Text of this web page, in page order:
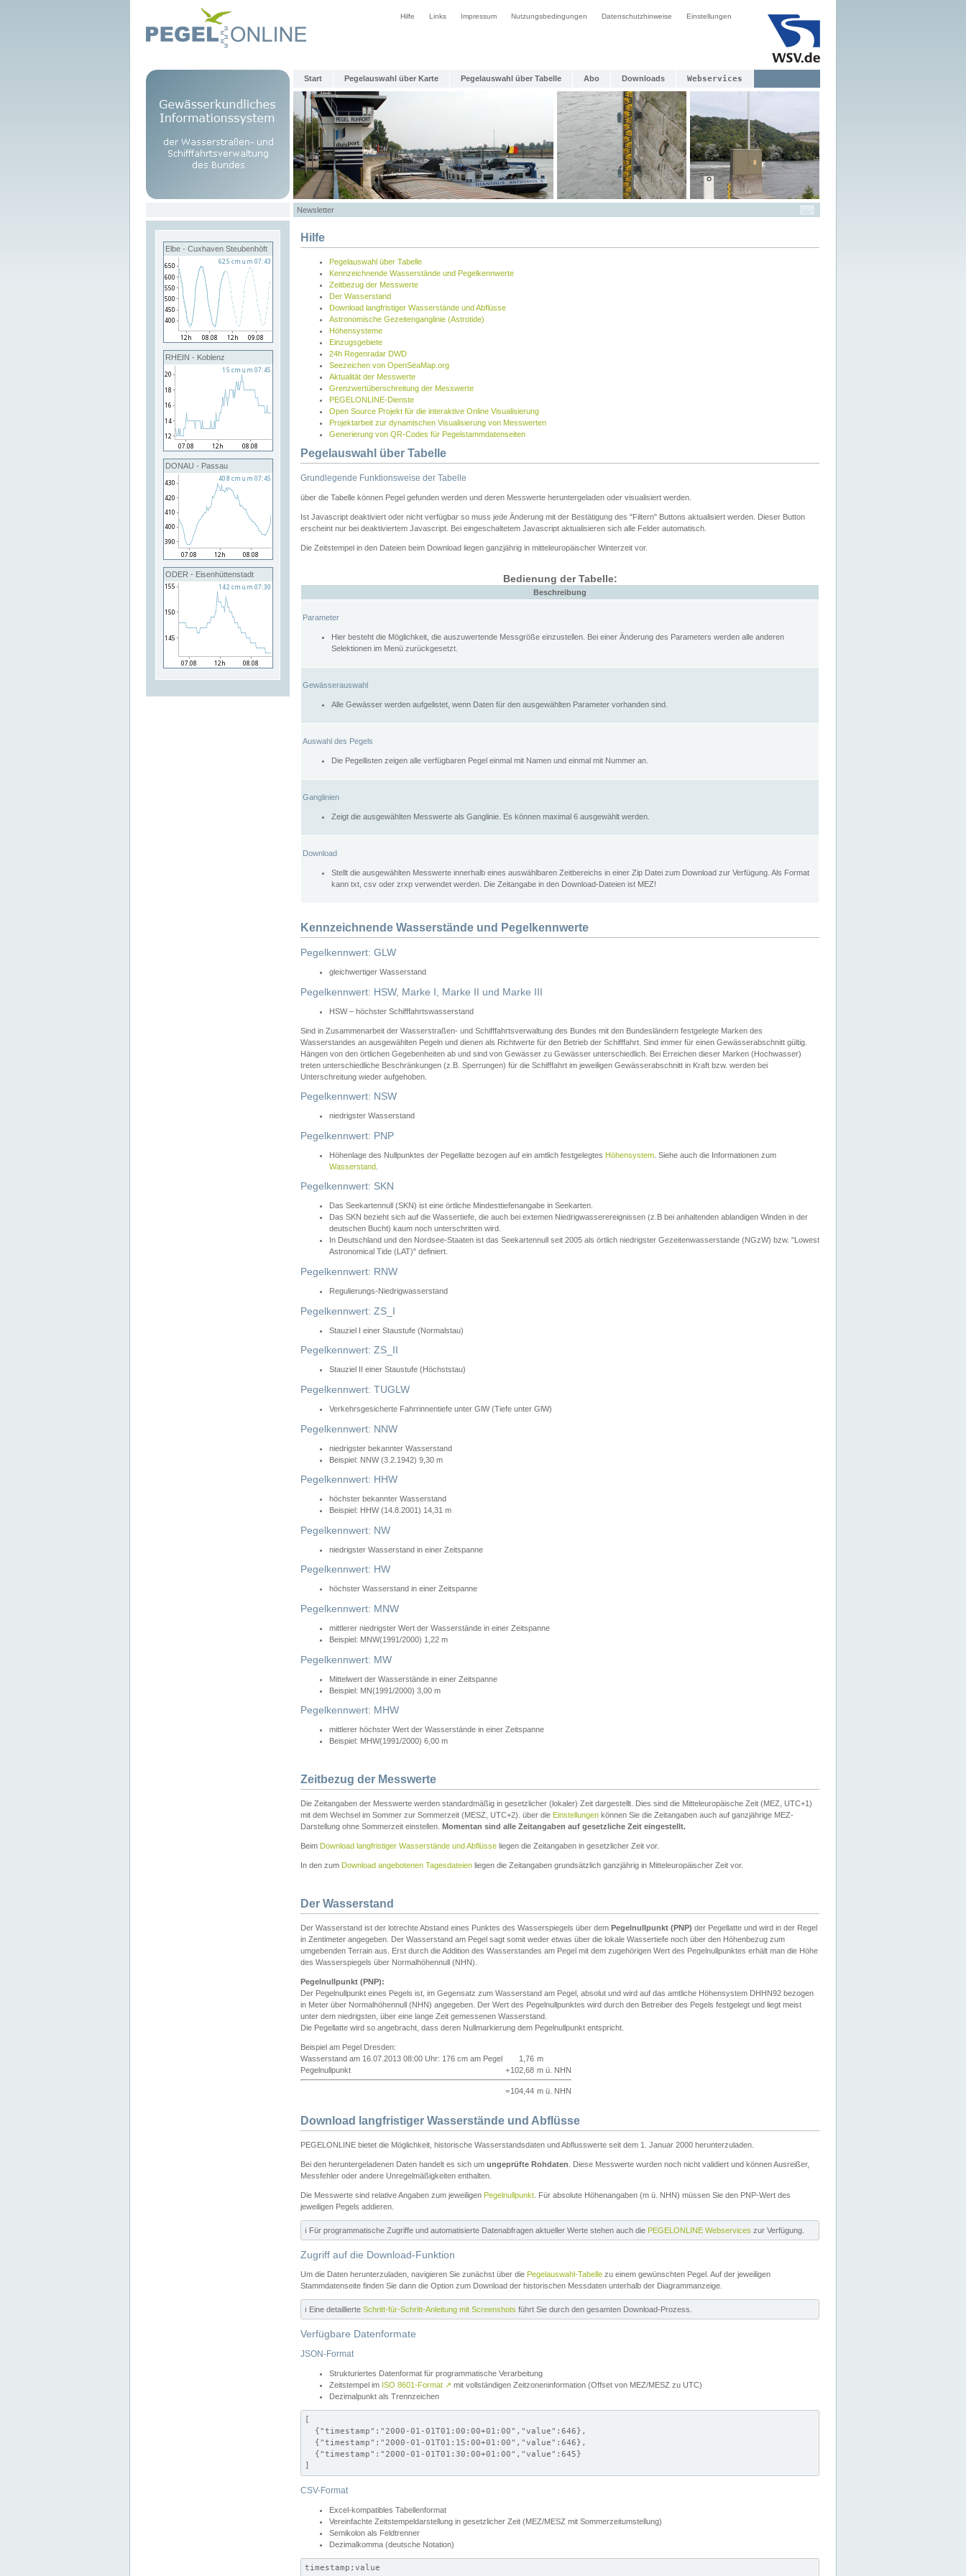
Hilfe Links Impressum Nutzungsbedingungen Datenschutzhinweise Einstellungen
Start Pegelauswahl über Karte Pegelauswahl über Tabelle Abo Downloads Webservices
Newsletter
Elbe - Cuxhaven Steubenhöft
RHEIN - Koblenz
DONAU - Passau
ODER - Eisenhüttenstadt
Hilfe
Pegelauswahl über Tabelle
Kennzeichnende Wasserstände und Pegelkennwerte
Zeitbezug der Messwerte
Der Wasserstand
Download langfristiger Wasserstände und Abflüsse
Astronomische Gezeitenganglinie (Astrotide)
Höhensysteme
Einzugsgebiete
24h Regenradar DWD
Seezeichen von OpenSeaMap.org
Aktualität der Messwerte
Grenzwertüberschreitung der Messwerte
PEGELONLINE-Dienste
Open Source Projekt für die interaktive Online Visualisierung
Projektarbeit zur dynamischen Visualisierung von Messwerten
Generierung von QR-Codes für Pegelstammdatenseiten
Pegelauswahl über Tabelle
Grundlegende Funktionsweise der Tabelle
über die Tabelle können Pegel gefunden werden und deren Messwerte heruntergeladen oder visualisiert werden.
Ist Javascript deaktiviert oder nicht verfügbar so muss jede Änderung mit der Bestätigung des "Filtern" Buttons aktualisiert werden. Dieser Button
erscheint nur bei deaktiviertem Javascript. Bei eingeschaltetem Javascript aktualisieren sich alle Felder automatisch.
Die Zeitstempel in den Dateien beim Download liegen ganzjährig in mitteleuropäischer Winterzeit vor.
Bedienung der Tabelle:
Beschreibung
Parameter
Hier besteht die Möglichkeit, die auszuwertende Messgröße einzustellen. Bei einer Änderung des Parameters werden alle anderen
Selektionen im Menü zurückgesetzt.
Gewässerauswahl
Alle Gewässer werden aufgelistet, wenn Daten für den ausgewählten Parameter vorhanden sind.
Auswahl des Pegels
Die Pegellisten zeigen alle verfügbaren Pegel einmal mit Namen und einmal mit Nummer an.
Ganglinien
Zeigt die ausgewählten Messwerte als Ganglinie. Es können maximal 6 ausgewählt werden.
Download
Stellt die ausgewählten Messwerte innerhalb eines auswählbaren Zeitbereichs in einer Zip Datei zum Download zur Verfügung. Als Format
kann txt, csv oder zrxp verwendet werden. Die Zeitangabe in den Download-Dateien ist MEZ!
Kennzeichnende Wasserstände und Pegelkennwerte
Pegelkennwert: GLW
gleichwertiger Wasserstand
Pegelkennwert: HSW, Marke I, Marke II und Marke III
HSW – höchster Schifffahrtswasserstand
Sind in Zusammenarbeit der Wasserstraßen- und Schifffahrtsverwaltung des Bundes mit den Bundesländern festgelegte Marken des
Wasserstandes an ausgewählten Pegeln und dienen als Richtwerte für den Betrieb der Schifffahrt. Sind immer für einen Gewässerabschnitt gültig.
Hängen von den örtlichen Gegebenheiten ab und sind von Gewässer zu Gewässer unterschiedlich. Bei Erreichen dieser Marken (Hochwasser)
treten unterschiedliche Beschränkungen (z.B. Sperrungen) für die Schifffahrt im jeweiligen Gewässerabschnitt in Kraft bzw. werden bei
Unterschreitung wieder aufgehoben.
Pegelkennwert: NSW
niedrigster Wasserstand
Pegelkennwert: PNP
Höhenlage des Nullpunktes der Pegellatte bezogen auf ein amtlich festgelegtes Höhensystem . Siehe auch die Informationen zum
Wasserstand
Pegelkennwert: SKN
Das Seekartennull (SKN) ist eine örtliche Mindesttiefenangabe in Seekarten.
Das SKN bezieht sich auf die Wassertiefe, die auch bei extemen Niedrigwasserereignissen (z.B bei anhaltenden ablandigen Winden in der
deutschen Bucht) kaum noch unterschritten wird.
In Deutschland und den Nordsee-Staaten ist das Seekartennull seit 2005 als örtlich niedrigster Gezeitenwasserstande (NGzW) bzw. "Lowest
Astronomical Tide (LAT)" definiert.
Pegelkennwert: RNW
Regulierungs-Niedrigwasserstand
Pegelkennwert: ZS_I
Stauziel I einer Staustufe (Normalstau)
Pegelkennwert: ZS_II
Stauziel II einer Staustufe (Höchststau)
Pegelkennwert: TUGLW
Verkehrsgesicherte Fahrrinnentiefe unter GlW (Tiefe unter GlW)
Pegelkennwert: NNW
niedrigster bekannter Wasserstand
Beispiel: NNW (3.2.1942) 9,30 m
Pegelkennwert: HHW
höchster bekannter Wasserstand
Beispiel: HHW (14.8.2001) 14,31 m
Pegelkennwert: NW
niedrigster Wasserstand in einer Zeitspanne
Pegelkennwert: HW
höchster Wasserstand in einer Zeitspanne
Pegelkennwert: MNW
mittlerer niedrigster Wert der Wasserstände in einer Zeitspanne
Beispiel: MNW(1991/2000) 1,22 m
Pegelkennwert: MW
Mittelwert der Wasserstände in einer Zeitspanne
Beispiel: MN(1991/2000) 3,00 m
Pegelkennwert: MHW
mittlerer höchster Wert der Wasserstände in einer Zeitspanne
Beispiel: MHW(1991/2000) 6,00 m
Zeitbezug der Messwerte
Die Zeitangaben der Messwerte werden standardmäßig in gesetzlicher (lokaler) Zeit dargestellt. Dies sind die Mitteleuropäische Zeit (MEZ, UTC+1)
mit dem Wechsel im Sommer zur Sommerzeit (MESZ, UTC+2). über die Einstellungen können Sie die Zeitangaben auch auf ganzjährige MEZ-
Darstellung ohne Sommerzeit einstellen. Momentan sind alle Zeitangaben auf gesetzliche Zeit eingestellt.
Beim Download langfristiger Wasserstände und Abflüsse liegen die Zeitangaben in gesetzlicher Zeit vor.
In den zum Download angebotenen Tagesdateien liegen die Zeitangaben grundsätzlich ganzjährig in Mitteleuropäischer Zeit vor.
Der Wasserstand
Der Wasserstand ist der lotrechte Abstand eines Punktes des Wasserspiegels über dem Pegelnullpunkt (PNP) der Pegellatte und wird in der Regel
in Zentimeter angegeben. Der Wasserstand am Pegel sagt somit weder etwas über die lokale Wassertiefe noch über den Höhenbezug zum
umgebenden Terrain aus. Erst durch die Addition des Wasserstandes am Pegel mit dem zugehörigen Wert des Pegelnullpunktes erhält man die Höhe
des Wasserspiegels über Normalhöhennull (NHN).
Pegelnullpunkt (PNP):
Der Pegelnullpunkt eines Pegels ist, im Gegensatz zum Wasserstand am Pegel, absolut und wird auf das amtliche Höhensystem DHHN92 bezogen
in Meter über Normalhöhennull (NHN) angegeben. Der Wert des Pegelnullpunktes wird durch den Betreiber des Pegels festgelegt und liegt meist
unter dem niedrigsten, über eine lange Zeit gemessenen Wasserstand.
Die Pegellatte wird so angebracht, dass deren Nullmarkierung dem Pegelnullpunkt entspricht.
Beispiel am Pegel Dresden:
Wasserstand am 16.07.2013 08:00 Uhr: 176 cm am Pegel
1,76 m
Pegelnullpunkt
+102,68 m ü. NHN
=104,44 m ü. NHN
Download langfristiger Wasserstände und Abflüsse
PEGELONLINE bietet die Möglichkeit, historische Wasserstandsdaten und Abflusswerte seit dem 1. Januar 2000 herunterzuladen.
Bei den heruntergeladenen Daten handelt es sich um ungeprüfte Rohdaten . Diese Messwerte wurden noch nicht validiert und können Ausreißer,
Messfehler oder andere Unregelmäßigkeiten enthalten.
Die Messwerte sind relative Angaben zum jeweiligen Pegelnullpunkt . Für absolute Höhenangaben (m ü. NHN) müssen Sie den PNP-Wert des
jeweiligen Pegels addieren.
ℹ️ Für programmatische Zugriffe und automatisierte Datenabfragen aktueller Werte stehen auch die PEGELONLINE Webservices zur Verfügung.
Zugriff auf die Download-Funktion
Um die Daten herunterzuladen, navigieren Sie zunächst über die Pegelauswahl-Tabelle zu einem gewünschten Pegel. Auf der jeweiligen
Stammdatenseite finden Sie dann die Option zum Download der historischen Messdaten unterhalb der Diagrammanzeige.
ℹ️ Eine detaillierte Schritt-für-Schritt-Anleitung mit Screenshots führt Sie durch den gesamten Download-Prozess.
Verfügbare Datenformate
JSON-Format
Strukturiertes Datenformat für programmatische Verarbeitung
Zeitstempel im ISO 8601-Format ↗ mit vollständigen Zeitzoneninformation (Offset von MEZ/MESZ zu UTC)
Dezimalpunkt als Trennzeichen
[
  {"timestamp":"2000-01-01T01:00:00+01:00","value":646},
  {"timestamp":"2000-01-01T01:15:00+01:00","value":646},
  {"timestamp":"2000-01-01T01:30:00+01:00","value":645}
]
CSV-Format
Excel-kompatibles Tabellenformat
Vereinfachte Zeitstempeldarstellung in gesetzlicher Zeit (MEZ/MESZ mit Sommerzeitumstellung)
Semikolon als Feldtrenner
Dezimalkomma (deutsche Notation)
timestamp;value